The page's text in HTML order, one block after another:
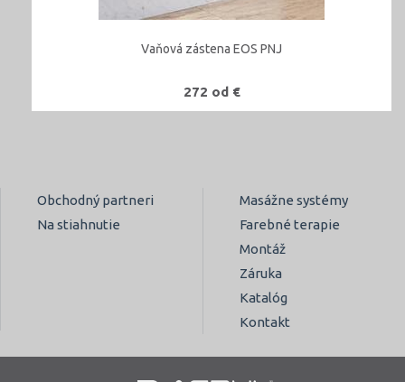
Vaňová zástena EOS PNJ
272 od €
Obchodný partneri
Na stiahnutie
Masážne systémy
Farebné terapie
Montáž
Záruka
Katalóg
Kontakt